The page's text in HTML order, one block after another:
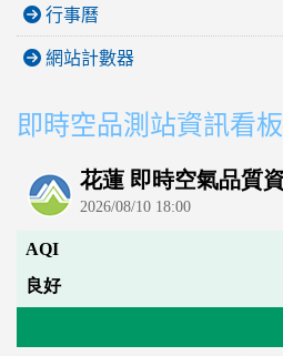
行事曆
網站計數器
即時空品測站資訊看板